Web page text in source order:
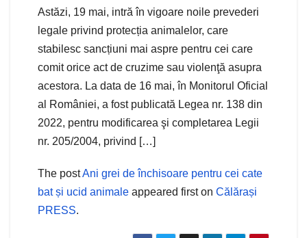
Astăzi, 19 mai, intră în vigoare noile prevederi
legale privind protecția animalelor, care
stabilesc sancțiuni mai aspre pentru cei care
comit orice act de cruzime sau violenţă asupra
acestora. La data de 16 mai, în Monitorul Oficial
al României, a fost publicată Legea nr. 138 din
2022, pentru modificarea şi completarea Legii
nr. 205/2004, privind […]
The postAni grei de închisoare pentru cei cate
bat și ucid animale appeared first on Călărași
PRESS.